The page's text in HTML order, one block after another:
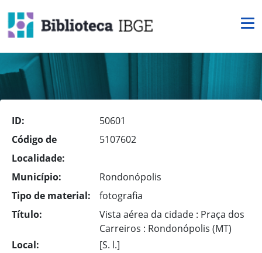
ID:
50601
Código de
Localidade:
5107602
Município:
Rondonópolis
Tipo de material:
fotografia
Título:
Vista aérea da cidade : Praça dos
Carreiros : Rondonópolis (MT)
Local:
[S. l.]